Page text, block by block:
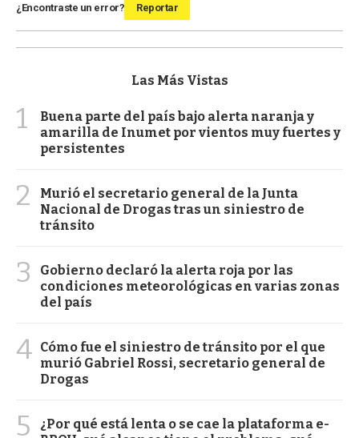
¿Encontraste un error? Reportar
Las Más Vistas
1
Buena parte del país bajo alerta naranja y
amarilla de Inumet por vientos muy fuertes y
persistentes
2
Murió el secretario general de la Junta
Nacional de Drogas tras un siniestro de
tránsito
3
Gobierno declaró la alerta roja por las
condiciones meteorológicas en varias zonas
del país
4 Cómo fue el siniestro de tránsito por el que
murió Gabriel Rossi, secretario general de
Drogas
5
¿Por qué está lenta o se cae la plataforma e-